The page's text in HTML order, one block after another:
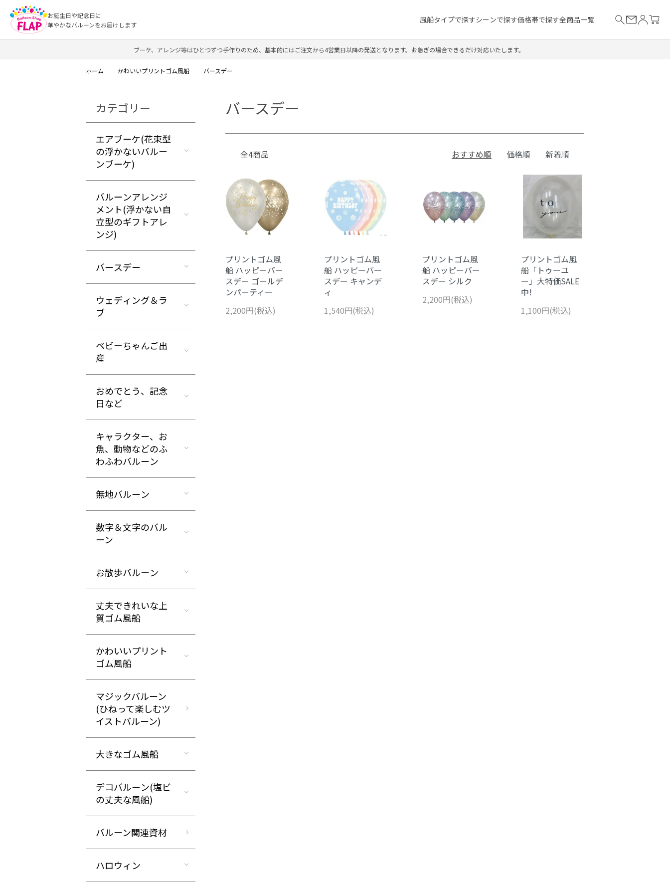
お誕生日や記念日に
華やかなバルーンをお届けします
風船タイプで探すシーンで探す価格帯で探す全商品一覧
ブーケ、アレンジ等はひとつずつ手作りのため、基本的にはご注文から4営業日以降の発送となります。お急ぎの場合できるだけ対応いたします。
ホーム かわいいプリントゴム風船 バースデー
バースデー
全4商品 おすすめ順 価格順 新着順
プリントゴム風
船 ハッピーバー
スデー ゴールデ
ンパーティー
2,200円(税込)
プリントゴム風
船 ハッピーバー
スデー キャンデ
ィ
1,540円(税込)
プリントゴム風
船 ハッピーバー
スデー シルク
2,200円(税込)
プリントゴム風
船「トゥーユ
ー」大特価SALE
中!
1,100円(税込)
カテゴリー
エアブーケ(花束型
の浮かないバルー
ンブーケ)
バルーンアレンジ
メント(浮かない自
立型のギフトアレ
ンジ)
バースデー
ウェディング＆ラ
ブ
ベビーちゃんご出
産
おめでとう、記念
日など
キャラクター、お
魚、動物などのふ
わふわバルーン
無地バルーン
数字＆文字のバル
ーン
お散歩バルーン
丈夫できれいな上
質ゴム風船
かわいいプリント
ゴム風船
マジックバルーン
(ひねって楽しむツ
イストバルーン)
大きなゴム風船
デコバルーン(塩ビ
の丈夫な風船)
バルーン関連資材
ハロウィン